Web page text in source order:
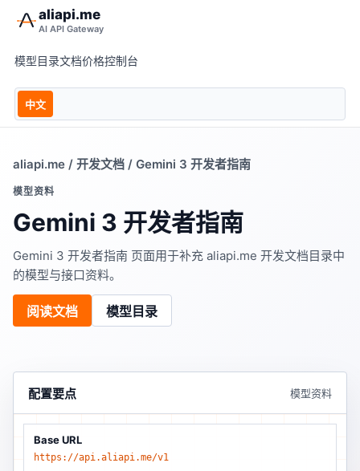
aliapi.me
AI API Gateway
模型目录文档价格控制台
中文
aliapi.me / 开发文档 / Gemini 3 开发者指南
模型资料
Gemini 3 开发者指南
Gemini 3 开发者指南 页面用于补充 aliapi.me 开发文档目录中
的模型与接口资料。
阅读文档 模型目录
配置要点 模型资料
Base URL
https://api.aliapi.me/v1